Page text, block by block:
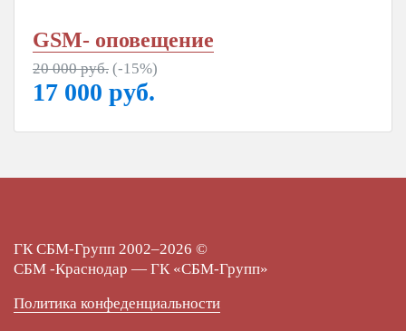
GSM- оповещение
20 000 руб. (-15%)
17 000 руб.
ГК СБМ-Групп 2002–2026 ©
СБМ -Краснодар — ГК «СБМ-Групп»
Политика конфеденциальности